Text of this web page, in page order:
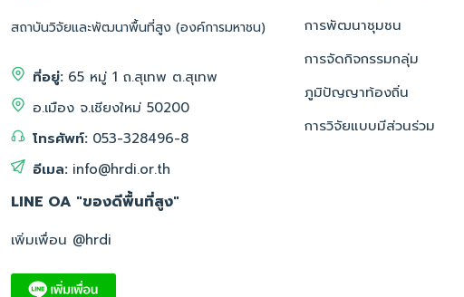
สถาบันวิจัยและพัฒนาพื้นที่สูง (องค์การมหาชน)
ที่อยู่: 65 หมู่ 1 ถ.สุเทพ ต.สุเทพ
อ.เมือง จ.เชียงใหม่ 50200
โทรศัพท์: 053-328496-8
อีเมล: info@hrdi.or.th
การพัฒนาชุมชน
การจัดกิจกรรมกลุ่ม
ภูมิปัญญาท้องถิ่น
การวิจัยแบบมีส่วนร่วม
LINE OA "ของดีพื้นที่สูง"
เพิ่มเพื่อน @hrdi